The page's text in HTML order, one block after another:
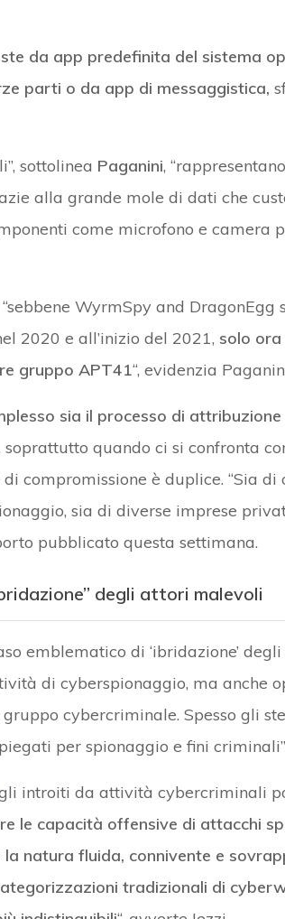
da app predefinita del sistema
parti o da app di messaggistica,
sottolinea Paganini,
alla grande mole di dati che
come microfono e camera
WyrmSpy and
2020 e all’inizio del 2021, solo ora
gruppo APT41“, evidenzia
sia il processo di
soprattutto quando ci si confronta
compromissione è duplice. “Sia di
sia di diverse imprese
pubblicato questa settimana.
degli attori malevoli
emblematico di ‘ibridazione’
di cyberspionaggio, ma anche
cybercriminale. Spesso gli
per spionaggio e fini
introiti da attività cybercriminali
le capacità offensive di attacchi
natura fluida, connivente e
tradizionali di